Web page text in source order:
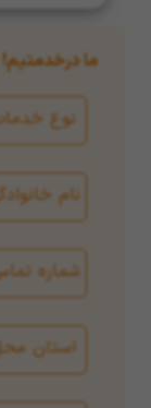
ما درخدمتیم!